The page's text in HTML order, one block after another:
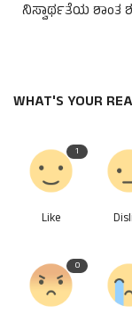
ನಿಸ್ವಾರ್ಥತೆಯ ಶಾಂತ
WHAT'S YOUR
1
Like
0